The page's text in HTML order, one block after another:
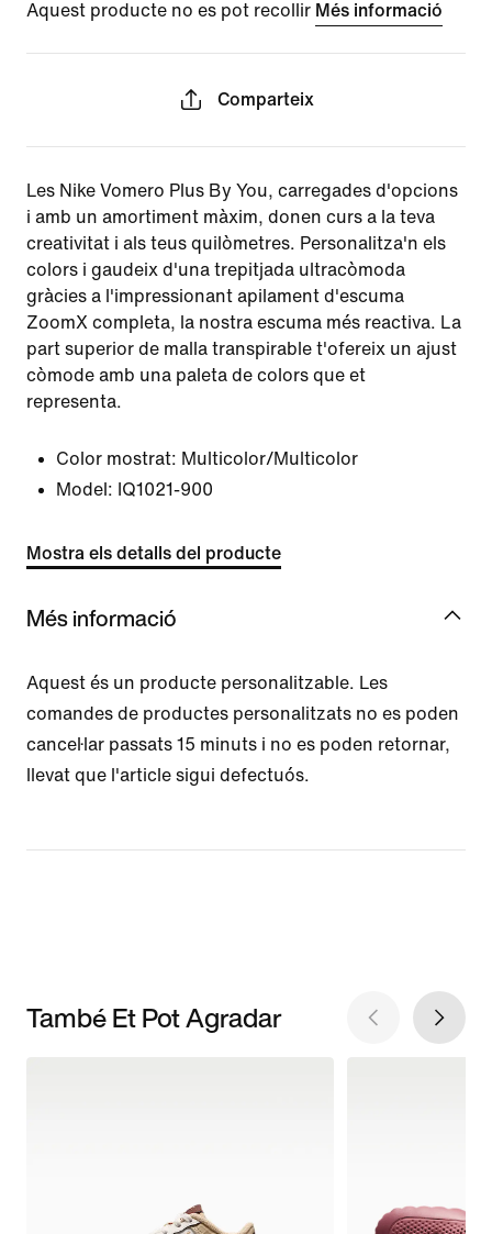
Aquest producte no es pot recollir Més informació
Comparteix
Les Nike Vomero Plus By You, carregades d'opcions
i amb un amortiment màxim, donen curs a la teva
creativitat i als teus quilòmetres. Personalitza'n els
colors i gaudeix d'una trepitjada ultracòmoda
gràcies a l'impressionant apilament d'escuma
ZoomX completa, la nostra escuma més reactiva. La
part superior de malla transpirable t'ofereix un ajust
còmode amb una paleta de colors que et
representa.
Color mostrat: Multicolor/Multicolor
Model: IQ1021-900
Mostra els detalls del producte
Més informació
Aquest és un producte personalitzable. Les
comandes de productes personalitzats no es poden
cancel·lar passats 15 minuts i no es poden retornar,
llevat que l'article sigui defectuós.
També Et Pot Agradar